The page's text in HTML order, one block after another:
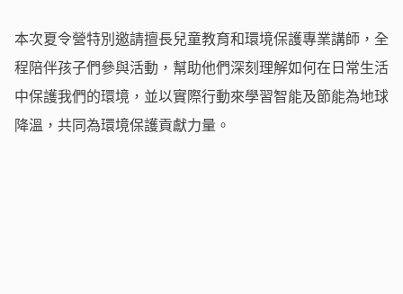
本次夏令營特別邀請擅長兒童教育和環境保護專業講師，全
程陪伴孩子們參與活動，幫助他們深刻理解如何在日常生活
中保護我們的環境，並以實際行動來學習智能及節能為地球
降溫，共同為環境保護貢獻力量。